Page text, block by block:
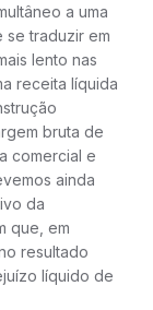
a uma
traduzir em
lento nas
receita líquida
bruta de
comercial e
ainda
da
que, em
resultado
líquido de